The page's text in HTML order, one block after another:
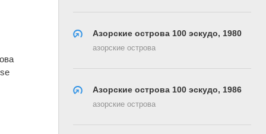
Азорские острова 100 эскудо, 1980
азорские острова
Азорские острова 100 эскудо, 1986
азорские острова